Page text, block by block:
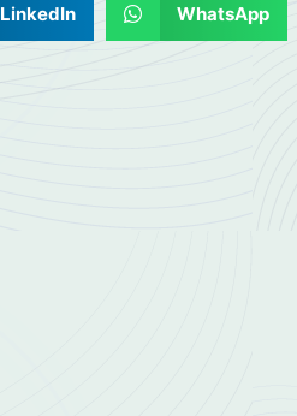
LinkedIn WhatsApp